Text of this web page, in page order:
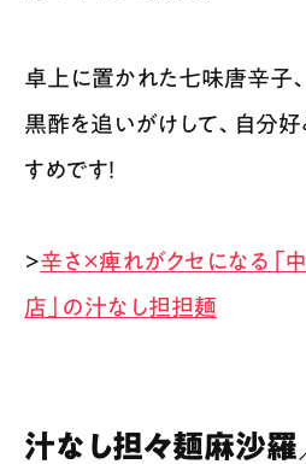
卓上に置かれた七味唐辛子
黒酢を追いがけして、自分
すめです！
>辛さ×痺れがクセになる「
店」の汁なし担担麺
汁なし担々麺麻沙